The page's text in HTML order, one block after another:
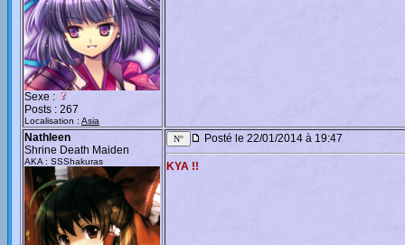
Sexe :
Posts : 267
Localisation : Asia
Nathleen
Shrine Death Maiden
AKA : SSShakuras
Posté le 22/01/2014 à 19:47
KYA !!